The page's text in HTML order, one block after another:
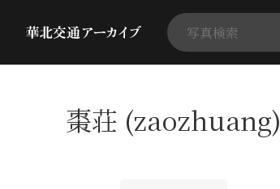
棗荘 (zaozhuang)